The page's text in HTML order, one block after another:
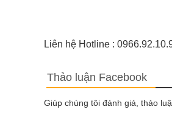
Liên hệ Hotline :
Thảo luận Facebook
Giúp chúng tôi đánh giá, thảo